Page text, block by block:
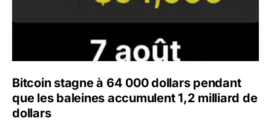
Bitcoin stagne à 64 000 dollars pendant
que les baleines accumulent 1,2 milliard de
dollars